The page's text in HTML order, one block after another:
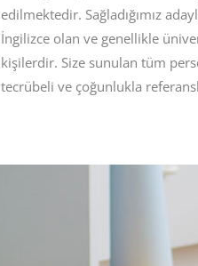
edilmektedir. Sağladığımız
İngilizce olan ve genellikle
kişilerdir. Size sunulan tüm
tecrübeli ve çoğunlukla